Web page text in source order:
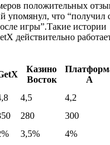
положительных
упомянул, что
игры”.Такие истории
действительно
Казино
Восток
A
4,5 4,2
280 300
3,5% 4%